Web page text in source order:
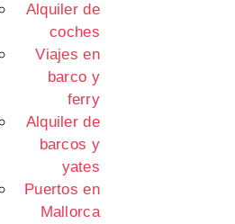
Alquiler de
coches
Viajes en
barco y
ferry
Alquiler de
barcos y
yates
Puertos en
Mallorca